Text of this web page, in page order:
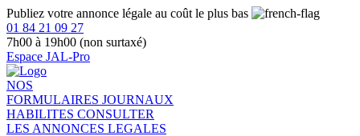
Publiez votre annonce légale au coût le plus bas
01 84 21 09 27
7h00 à 19h00 (non surtaxé)
Espace JAL-Pro
NOS
FORMULAIRES JOURNAUX
HABILITES CONSULTER
LES ANNONCES LEGALES